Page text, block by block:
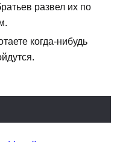
развел их по
когда-нибудь